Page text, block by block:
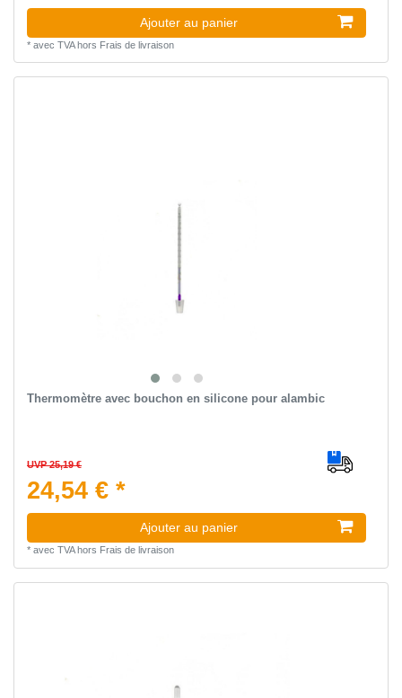
Ajouter au panier
* avec TVAhors Frais de livraison
Thermomètre avec bouchon en silicone pour alambic
UVP 25,19 €
24,54 € *
Ajouter au panier
* avec TVAhors Frais de livraison